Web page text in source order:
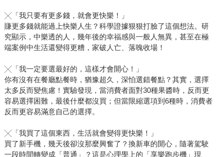
╳「我只要有更多錢，就會更快樂！」
賺更多錢就能過上快樂人生？科學證據狠狠打臉了這個想法。研
究顯示，中樂透的人，幾年後的幸福感與一般人無異，甚至在極
端案例中生活還變得更糟，家破人亡、落魄收場！
╳「我一定要選最好的，這樣才會開心！」
你有沒有在餐廳點餐時，猶豫超久，深怕選錯餐點？其實，選擇
太多反而變焦慮！實驗發現，當消費者面對30種果醬時，反而更
容易選擇困難，最後什麼都沒買；但當限縮選項到6種時，消費者
反而更容易滿意自己的選擇。
╳「我買了這個東西，生活就會變得更快樂！」
買了新手機，幾天後卻沒那麼興奮了？換新車的開心，隨著駕駛
一段時間轉變成「普通」？這是心理學上的「享樂跑步機」現